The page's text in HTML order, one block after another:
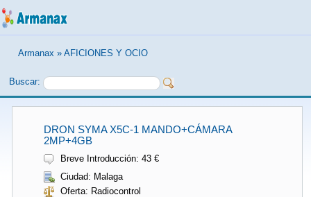
Armanax » AFICIONES Y OCIO
Buscar:
DRON SYMA X5C-1 MANDO+CÁMARA
2MP+4GB
Breve Introducción: 43 €
Ciudad: Malaga
Oferta: Radiocontrol